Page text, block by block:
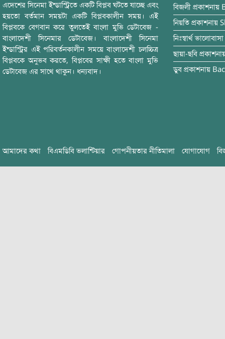
এদেশের সিনেমা ইন্ডাস্ট্রিতে একটি বিপ্লব ঘটতে যাচ্ছে এবং
হয়তো বর্তমান সময়টা একটি বিপ্লবকালীন সময়। এই
বিপ্লবকে বেগবান করে তুলতেই বাংলা মুভি ডেটাবেজ -
বাংলাদেশী সিনেমার ডেটাবেজ। বাংলাদেশী সিনেমা
ইন্ডাস্ট্রির এই পরিবর্তনকালীন সময়ে বাংলাদেশী চলচ্চিত্র
বিপ্লবকে অনুভব করতে, বিপ্লবের সাক্ষী হতে বাংলা মুভি
ডেটাবেজ এর সাথে থাকুন। ধন্যবাদ।
বিজলী প্রকাশনায়
নিয়তি প্রকাশনায়
নিঃস্বার্থ ভালোবাসা
ছায়া-ছবি
ডুব প্রকাশনায়
আমাদের কথা বিএমডিবি ভলান্টিয়ার গোপনীয়তার নীতিমালা যোগাযোগ